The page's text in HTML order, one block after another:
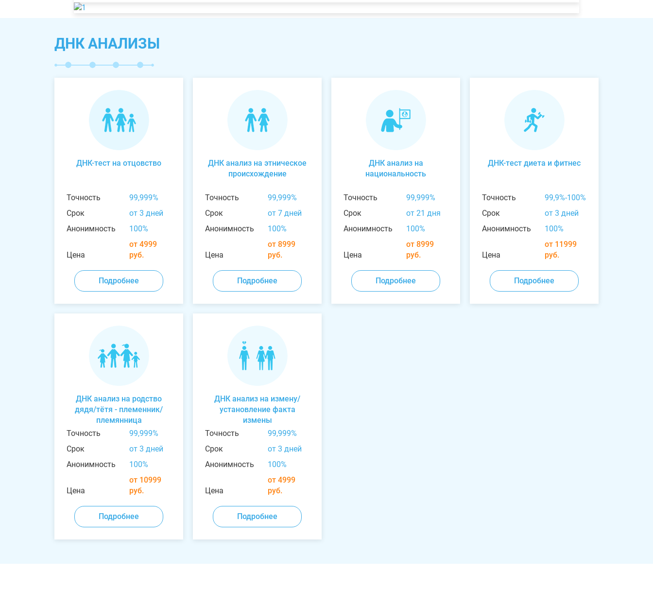
ДНК АНАЛИЗЫ
ДНК-тест на отцовство
Точность
99,999%
Срок
от 3 дней
Анонимность
100%
Цена
от 4999
руб.
Подробнее
ДНК анализ на этническое
происхождение
Точность
99,999%
Срок
от 7 дней
Анонимность
100%
Цена
от 8999
руб.
Подробнее
ДНК анализ на
национальность
Точность
99,999%
Срок
от 21 дня
Анонимность
100%
Цена
от 8999
руб.
Подробнее
ДНК-тест диета и фитнес
Точность
99,9%-100%
Срок
от 3 дней
Анонимность
100%
Цена
от 11999
руб.
Подробнее
ДНК анализ на родство
дядя/тётя - племенник/
племянница
Точность
99,999%
Срок
от 3 дней
Анонимность
100%
Цена
от 10999
руб.
Подробнее
ДНК анализ на измену/
установление факта
измены
Точность
99,999%
Срок
от 3 дней
Анонимность
100%
Цена
от 4999
руб.
Подробнее